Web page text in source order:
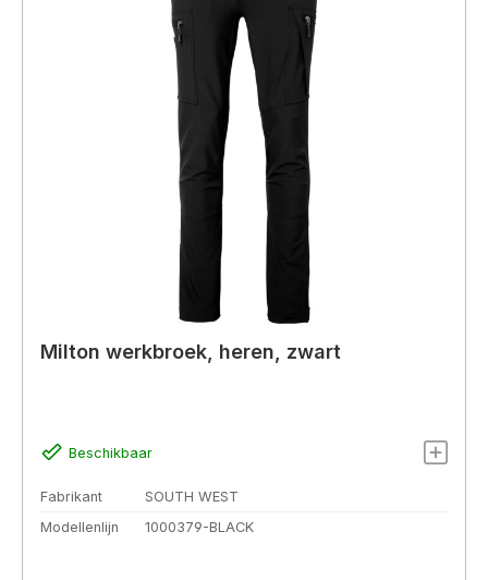
Milton werkbroek, heren, zwart
Beschikbaar
Fabrikant
SOUTH WEST
Modellenlijn
1000379-BLACK